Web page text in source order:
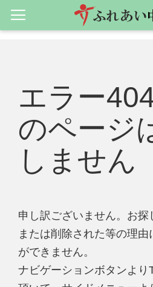
エラー
のページ
しません
申し訳ございません。お探
または削除された等の理由
ができません。
ナビゲーションボタンより